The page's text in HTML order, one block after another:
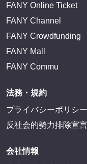
FANY Online Ticket
FANY Channel
FANY Crowdfunding
FANY Mall
FANY Commu
法務・規約
プライバシーポリシー
反社会的勢力排除宣言
会社情報